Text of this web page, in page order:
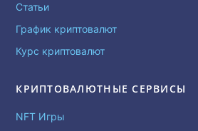
Статьи
График криптовалют
Курс криптовалют
КРИПТОВАЛЮТНЫЕ СЕРВИСЫ
NFT Игры